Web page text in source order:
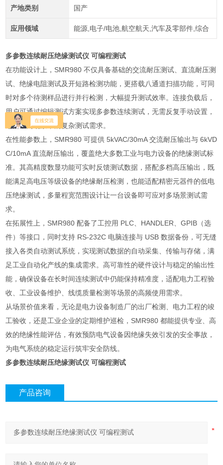
产地类别 国产
应用领域 能源,电子/电池,航空航天,汽车及零部件,综合
多参数连续耐压绝缘测试仪 可编程测试
在功能设计上，SMR980 不仅具备基础的交流耐压测试、直流耐压测
试、绝缘电阻测试及开短路检测功能，更搭载八通道扫描功能，可同
时对多个待测样品进行并行检测，大幅提升测试效率。连接负载后，
用户可通过编辑测试方案实现多参数连续测试，无需反复手动设置，
适配不同场景下的复杂测试需求。
在性能参数上，SMR980 可提供 5kVAC/30mA 交流耐压输出与 6kVD
C/10mA 直流耐压输出，覆盖绝大多数工业与电力设备的绝缘测试标
准。其高精度数显功能可实时反馈测试数据，搭配多档高压输出，既
能满足高电压等级设备的绝缘耐压检测，也能适配精密元器件的低电
压绝缘测试，多量程宽范围设计让一台设备即可应对多场景测试需
求。
在拓展性上，SMR980 配备了工控用 PLC、HANDLER、GPIB（选
件）等接口，同时支持 RS-232C 电脑连接与 USB 数据备份，可无缝
接入各类自动测试系统，实现测试数据的自动采集、传输与存储，满
足工业自动化产线的集成需求。高可靠性的硬件设计与稳定的输出性
能，确保设备在长时间连续测试中仍能保持精准度，适配电力工程验
收、工业设备维护、线缆质量检测等场景的高频使用需求。
从场景价值来看，无论是电力设备制造厂的出厂检测、电力工程的竣
工验收，还是工业企业的定期维护巡检，SMR980 都能提供专业、高
效的绝缘性能评估，有效预防电气设备因绝缘失效引发的安全事故，
为电气系统的稳定运行筑牢安全防线。
多参数连续耐压绝缘测试仪 可编程测试
产品咨询